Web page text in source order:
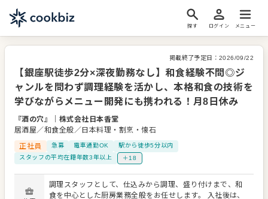
探す ログイン メニュー
掲載終了予定日： 2026/09/22
【銀座駅徒歩2分×深夜勤務なし】和食経験不問◎ジ
ャンルを問わず調理経験を活かし、本格和食の技術を
学びながらメニュー開発にも携われる！月8日休み
『酒の穴』
株式会社日本香堂
居酒屋／和食全般／日本料理・割烹・懐石
正社員
急募 電車通勤OK
駅から徒歩5分以内
スタッフの平均在籍年数3年以上
＋18
調理スタッフとして、仕込みから調理、盛り付けまで、和
食を中心とした厨房業務全般をお任せします。 入社後は、